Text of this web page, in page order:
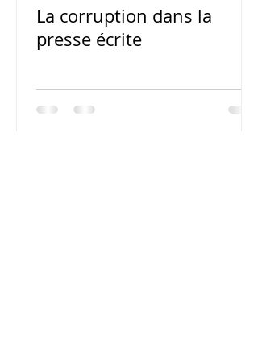
La corruption dans la
presse écrite